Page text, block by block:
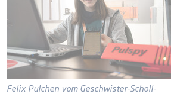
Felix Pulchen vom Geschwister-Scholl-